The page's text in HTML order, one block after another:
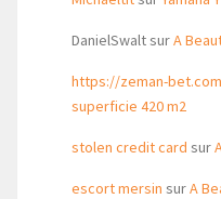
DanielSwaltsurA
https://zeman-bet.com
superficie 420 m2
stolen credit card sur
escort mersin surA